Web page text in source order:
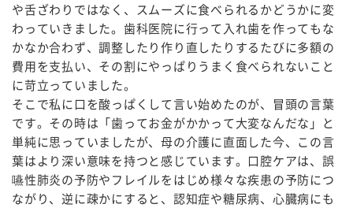
や舌ざわりではなく、スムーズに食べられるかどうかに変
わっていきました。歯科医院に行って入れ歯を作ってもな
かなか合わず、調整したり作り直したりするたびに多額の
費用を支払い、その割にやっぱりうまく食べられないこと
に苛立っていました。
そこで私に口を酸っぱくして言い始めたのが、冒頭の言葉
です。その時は「歯ってお金がかかって大変なんだな」と
単純に思っていましたが、母の介護に直面した今、この言
葉はより深い意味を持つと感じています。口腔ケアは、誤
嚥性肺炎の予防やフレイルをはじめ様々な疾患の予防につ
ながり、逆に疎かにすると、認知症や糖尿病、心臓病にも